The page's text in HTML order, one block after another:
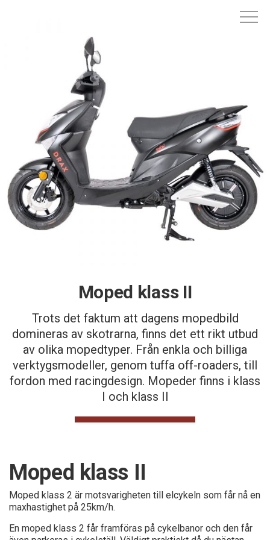
Moped klass II
Trots det faktum att dagens mopedbild
domineras av skotrarna, finns det ett rikt utbud
av olika mopedtyper. Från enkla och billiga
verktygsmodeller, genom tuffa off-roaders, till
fordon med racingdesign. Mopeder finns i klass
I och klass II
Moped klass II
Moped klass 2 är motsvarigheten till elcykeln som får nå en
maxhastighet på 25km/h.
En moped klass 2 får framföras på cykelbanor och den får